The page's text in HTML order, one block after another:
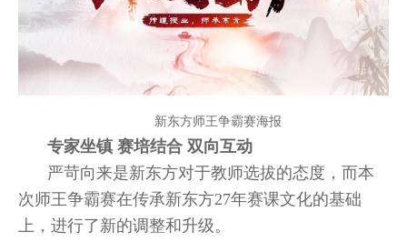
新东方师王争霸赛海报
专家坐镇 赛培结合 双向互动
严苛向来是新东方对于教师选拔的态度，而本
次师王争霸赛在传承新东方27年赛课文化的基础
上，进行了新的调整和升级。